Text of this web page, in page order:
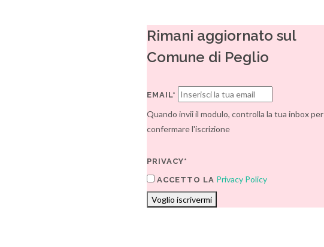
Rimani aggiornato sul
Comune di Peglio
EMAIL*
Quando invii il modulo, controlla la tua inbox per
confermare l'iscrizione
PRIVACY*
ACCETTO LA Privacy Policy
Voglio iscrivermi